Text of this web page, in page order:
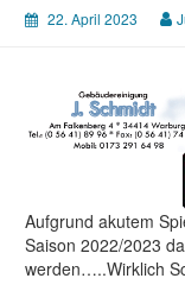
22. April 2023
Aufgrund akutem
Saison 2022/2023
werden…..Wirklich